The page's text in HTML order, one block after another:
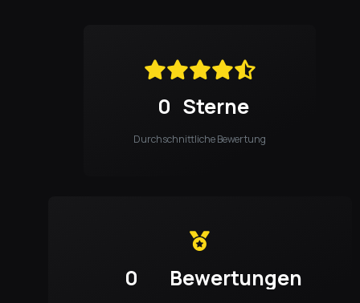
0 Sterne
Durchschnittliche Bewertung
0 Bewertungen